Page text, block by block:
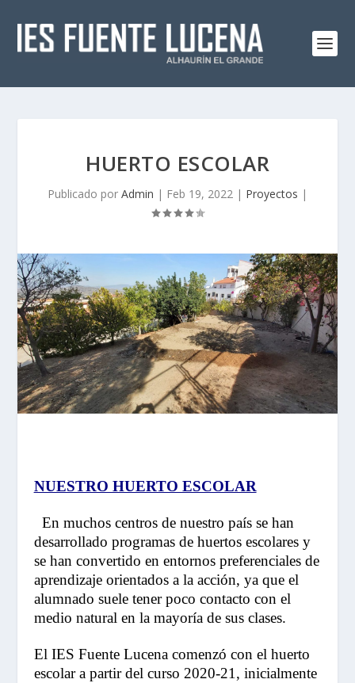
HUERTO ESCOLAR
Publicado por Admin | Feb 19, 2022 | Proyectos |
NUESTRO HUERTO ESCOLAR
En muchos centros de nuestro país se han
desarrollado programas de huertos escolares y
se han convertido en entornos preferenciales de
aprendizaje orientados a la acción, ya que el
alumnado suele tener poco contacto con el
medio natural en la mayoría de sus clases.
El IES Fuente Lucena comenzó con el huerto
escolar a partir del curso 2020-21, inicialmente